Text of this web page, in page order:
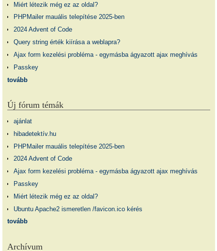
Miért létezik még ez az oldal?
PHPMailer mauális telepítése 2025-ben
2024 Advent of Code
Query string érték kiírása a weblapra?
Ajax form kezelési probléma - egymásba ágyazott ajax meghívás
Passkey
tovább
Új fórum témák
ajánlat
hibadetektív.hu
PHPMailer mauális telepítése 2025-ben
2024 Advent of Code
Ajax form kezelési probléma - egymásba ágyazott ajax meghívás
Passkey
Miért létezik még ez az oldal?
Ubuntu Apache2 ismeretlen /favicon.ico kérés
tovább
Archívum